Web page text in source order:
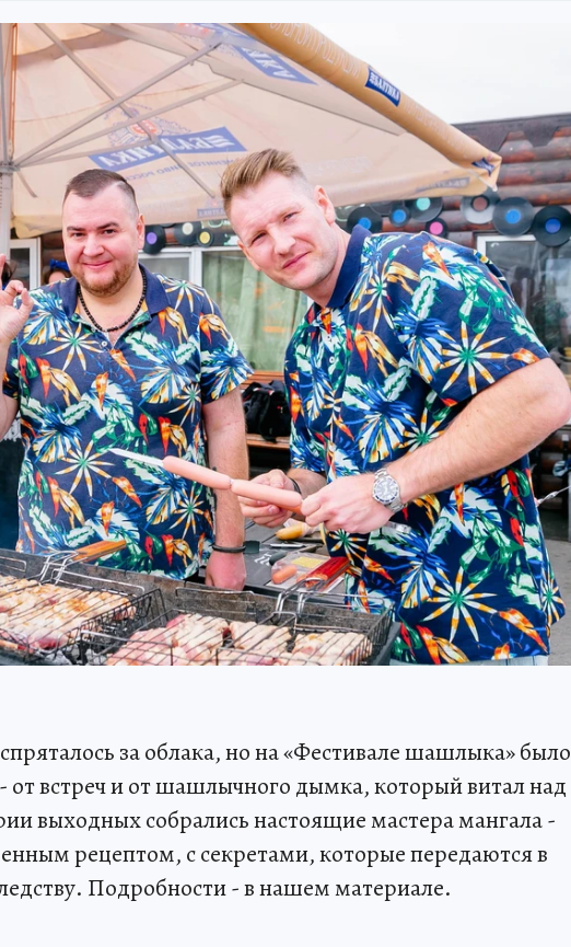
за облака, но на «Фестивале шашлыка» было
встреч и от шашлычного дымка, который витал над
выходных собрались настоящие мастера мангала -
рецептом, с секретами, которые передаются в
Подробности - в нашем материале.